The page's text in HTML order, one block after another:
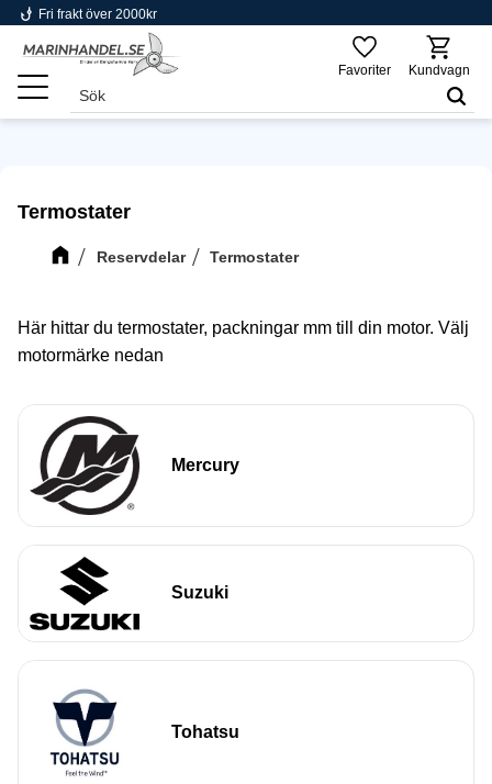
Meny
phishing Fri frakt över 2000kr
Favoriter Kundvagn
Termostater
Reservdelar Termostater
Här hittar du termostater, packningar mm till din motor. Välj
motormärke nedan
Mercury
Suzuki
Tohatsu